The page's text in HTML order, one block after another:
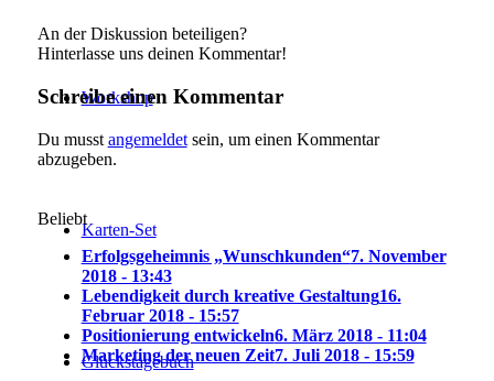
Workshop
Karten-Set
Glückstagebuch
An der Diskussion beteiligen?
Hinterlasse uns deinen Kommentar!
Schreibe einen Kommentar
Du musst angemeldetsein, um einen Kommentar
abzugeben.
Beliebt
Erfolgsgeheimnis „Wunschkunden“7. November
2018 - 13:43
Lebendigkeit durch kreative Gestaltung16.
Februar 2018 - 15:57
Positionierung entwickeln6. März 2018 - 11:04
Marketing der neuen Zeit7. Juli 2018 - 15:59